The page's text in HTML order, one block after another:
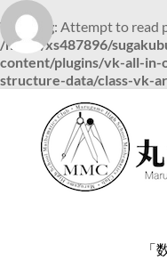
Warning: Attempt to read
/home/xs487896/
content/plugins/vk-all-
structure-data/class-vk-
「